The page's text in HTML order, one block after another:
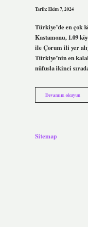
Tarih: Ekim 7, 2024
Türkiye’de en çok
Kastamonu, 1.09
ile Çorum ili yer
Türkiye’nin en
nüfusla ikinci
Devamını okuyunEn
Çok
Sitemap